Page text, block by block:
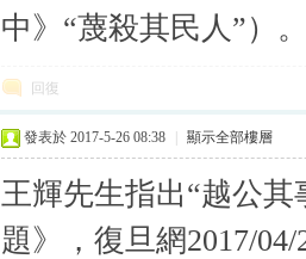
中》“蔑殺其民人”）
回復
發表於 2017-5-26 08:38 顯示全部樓層
王輝先生指出“越公
題》，復旦網2017/